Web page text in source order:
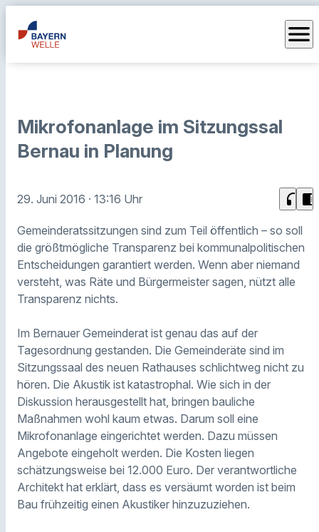
menu
Mikrofonanlage im Sitzungssal
Bernau in Planung
29. Juni 2016 · 13:16 Uhr headphones chrome_reader_mode
Gemeinderatssitzungen sind zum Teil öffentlich – so soll
die größtmögliche Transparenz bei kommunalpolitischen
Entscheidungen garantiert werden. Wenn aber niemand
versteht, was Räte und Bürgermeister sagen, nützt alle
Transparenz nichts.
Im Bernauer Gemeinderat ist genau das auf der
Tagesordnung gestanden. Die Gemeinderäte sind im
Sitzungssaal des neuen Rathauses schlichtweg nicht zu
hören. Die Akustik ist katastrophal. Wie sich in der
Diskussion herausgestellt hat, bringen bauliche
Maßnahmen wohl kaum etwas. Darum soll eine
Mikrofonanlage eingerichtet werden. Dazu müssen
Angebote eingeholt werden. Die Kosten liegen
schätzungsweise bei 12.000 Euro. Der verantwortliche
Architekt hat erklärt, dass es versäumt worden ist beim
Bau frühzeitig einen Akustiker hinzuzuziehen.